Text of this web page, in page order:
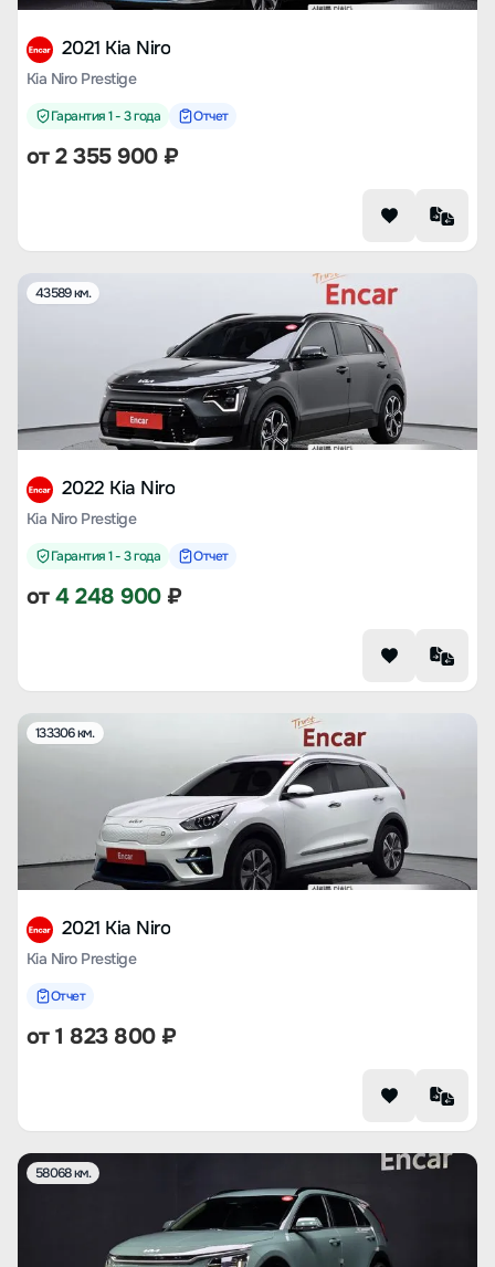
2021 Kia Niro
Kia Niro Prestige
Гарантия 1 - 3 года Отчет
от2 355 900₽
43589 км.
2022 Kia Niro
Kia Niro Prestige
Гарантия 1 - 3 года Отчет
от4 248 900₽
133306 км.
2021 Kia Niro
Kia Niro Prestige
Отчет
от1 823 800₽
58068 км.